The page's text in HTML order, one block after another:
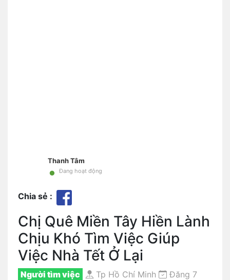
Thanh Tâm
• Đang hoạt động
Chia sẻ :
Chị Quê Miền Tây Hiền Lành
Chịu Khó Tìm Việc Giúp
Việc Nhà Tết Ở Lại
Người tìm việc Tp Hồ Chí Minh
Đăng 7